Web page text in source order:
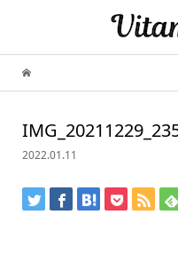
2022.01.11